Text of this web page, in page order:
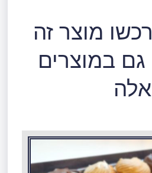
מוצר זה
גם במוצרים
אלה